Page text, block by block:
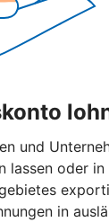
und
lassen oder
in